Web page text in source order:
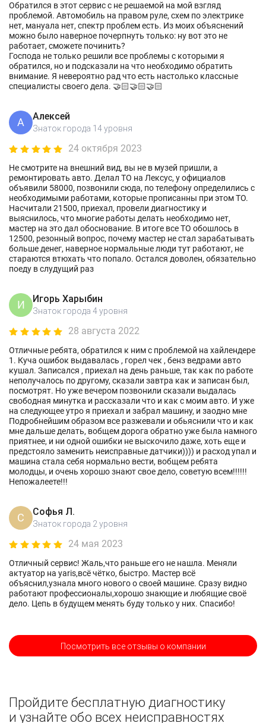
Обратился в этот сервис с не решаемой на мой взгляд
проблемой. Автомобиль на правом руле, схем по электрике
нет, мануала нет, спектр проблем есть. Из моих объяснений
можно было наверное почерпнуть только: ну вот это не
работает, сможете починить?
Господа не только решили все проблемы с которыми я
обратился, но и подсказали на что необходимо обратить
внимание. Я невероятно рад что есть настолько классные
специалисты своего дела. 🤝🏻🤝🏻🤝🏻
А Алексей
Знаток города 14 уровня
24 октября 2023
Не смотрите на внешний вид, вы не в музей пришли, а
ремонтировать авто. Делал ТО на Лексус, у официалов
объявили 58000, позвонили сюда, по телефону определились с
необходимыми работами, которые прописанны при этом ТО.
Насчитали 21500, приехал, провели диагностику и
выяснилось, что многие работы делать необходимо нет,
мастер на это дал обоснование. В итоге все ТО обошлось в
12500, резонный вопрос, почему мастер не стал зарабатывать
больше денег, наверное нормальные люди тут работают, не
стараются втюхать что попало. Остался доволен, обязательно
поеду в слудущий раз
И Игорь Харыбин
Знаток города 4 уровня
28 августа 2022
Отличные ребята, обратился к ним с проблемой на хайлендере
1. Куча ошибок выдавалась , горел чек , бенз ведрами авто
кушал. Записался , приехал на день раньше, так как по работе
неполучалось по другому, сказали завтра как и записан был,
посмотрят. Но уже вечером позвонили сказали выдалась
свободная минутка и рассказали что и как с моим авто. И уже
на следующее утро я приехал и забрал машину, и заодно мне
Подробнейшим образом все разжевали и обьяснили что и как
мне дальше делать, вобщем дорога обратно уже была намного
приятнее, и ни одной ошибки не выскочило даже, хоть еще и
предстояло заменить неисправные датчики)))) и расход упал и
машина стала себя нормально вести, вобщем ребята
молодцы, и очень хорошо знают свое дело, советую всем!!!!!!
Непожалеете!!!
С Софья Л.
Знаток города 2 уровня
24 мая 2023
Отличный сервис! Жаль,что раньше его не нашла. Меняли
актуатор на yaris,всё чётко, быстро. Мастер всё
объяснил,узнала много нового о своей машине. Сразу видно
работают профессионалы,хорошо знающие и любящие своё
дело. Цепь в будущем менять буду только у них. Спасибо!
Посмотрить все отзывы о компании
Пройдите бесплатную диагностику
и узнайте обо всех неисправностях